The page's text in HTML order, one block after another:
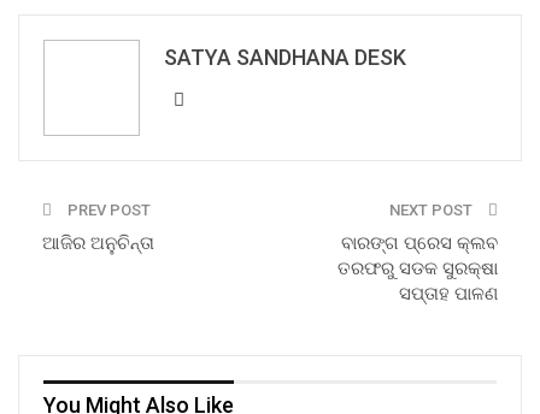
SATYA SANDHANA DESK
PREV POST
ଆଜିର ଅନୁଚିନ୍ତା
NEXT POST
ବାରଙ୍ଗ ପ୍ରେସ କ୍ଲବ
ତରଫରୁ ସଡକ ସୁରକ୍ଷା
ସପ୍ତାହ ପାଳଣ
You Might Also Like